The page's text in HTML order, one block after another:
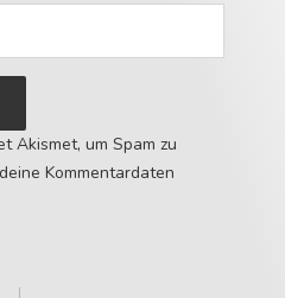
Akismet, um Spam zu
Kommentardaten